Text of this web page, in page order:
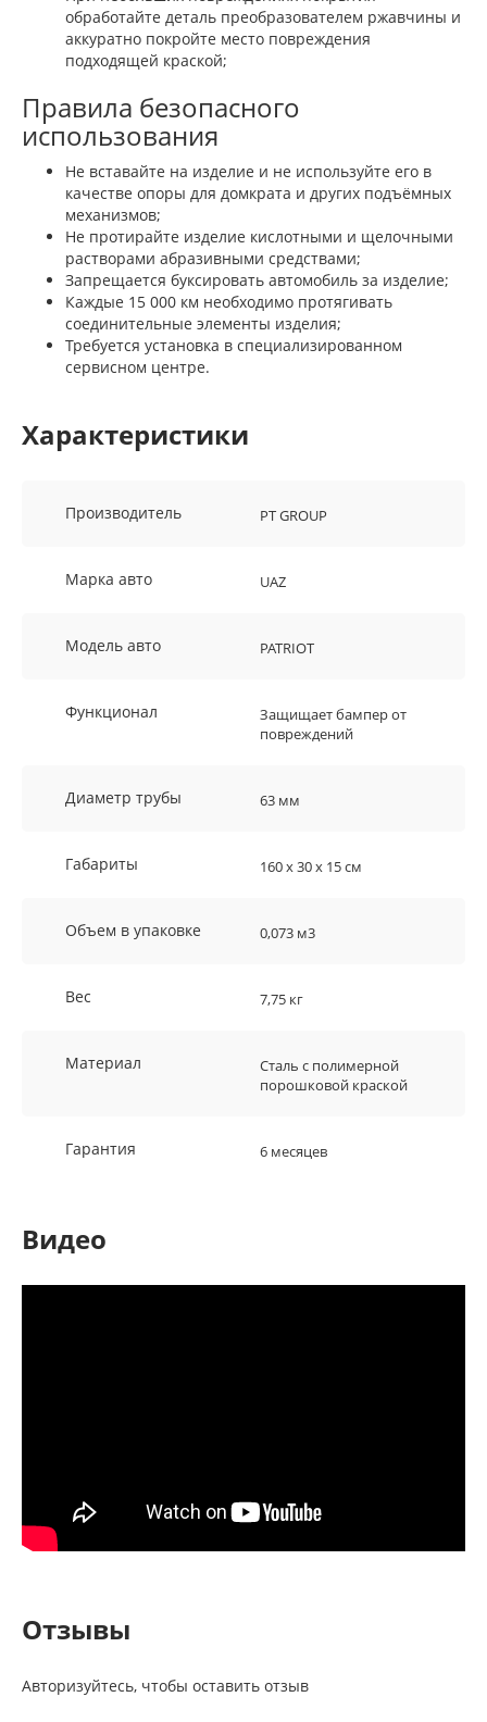
обработайте деталь преобразователем ржавчины и
аккуратно покройте место повреждения
подходящей краской;
Правила безопасного
использования
Не вставайте на изделие и не используйте его в
качестве опоры для домкрата и других подъёмных
механизмов;
Не протирайте изделие кислотными и щелочными
растворами абразивными средствами;
Запрещается буксировать автомобиль за изделие;
Каждые 15 000 км необходимо протягивать
соединительные элементы изделия;
Требуется установка в специализированном
сервисном центре.
Характеристики
Производитель PT GROUP
Марка авто UAZ
Модель авто PATRIOT
Функционал
Защищает бампер от
повреждений
Диаметр трубы 63 мм
Габариты 160 х 30 х 15 см
Объем в упаковке 0,073 м3
Вес 7,75 кг
Материал
Сталь с полимерной
порошковой краской
Гарантия 6 месяцев
Видео
Отзывы
Авторизуйтесь, чтобы оставить отзыв